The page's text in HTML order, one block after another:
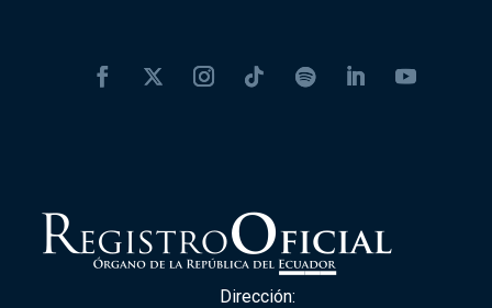
Dirección: